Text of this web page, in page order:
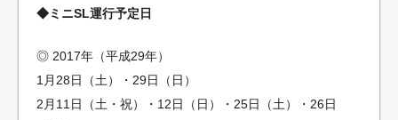
◆ミニSL運行予定日
◎ 2017年（平成29年）
1月28日（土）・29日（日）
2月11日（土・祝）・12日（日）・25日（土）・26日